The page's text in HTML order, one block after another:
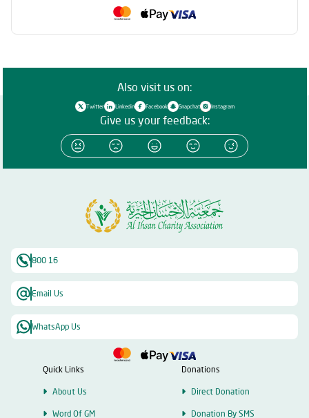
Also visit us on:
Twitter Linkedin Facebook Snapchat Instagram
Give us your feedback:
800 16
Email Us
WhatsApp Us
Quick Links
About Us
Word Of GM
Donations
Direct Donation
Donation By SMS